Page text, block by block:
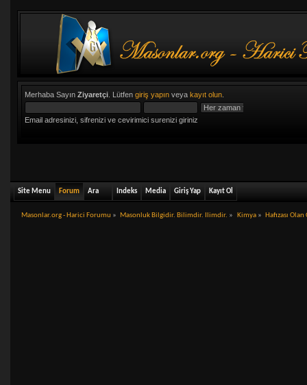
Merhaba Sayın Ziyaretçi. Lütfen giriş yapınveya kayıt olun.
Email adresinizi, sifrenizi ve cevirimici surenizi giriniz
Site Menu Forum Ara Indeks Media Giriş Yap Kayıt Ol
Masonlar.org - Harici Forumu » Masonluk Bilgidir. Bilimdir. Ilimdir. » Kimya» Hafızası